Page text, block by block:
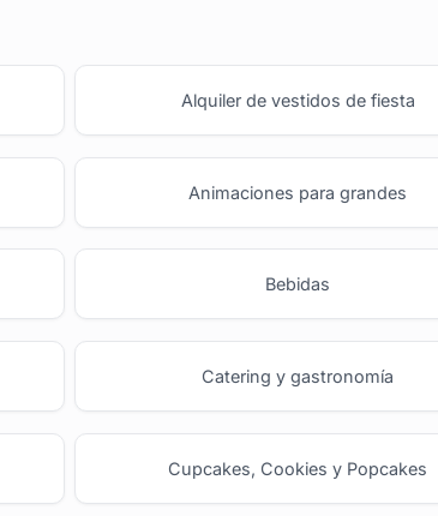
Alquiler de vestidos de fiesta
Animaciones para grandes
Bebidas
Catering y gastronomía
Cupcakes, Cookies y Popcakes